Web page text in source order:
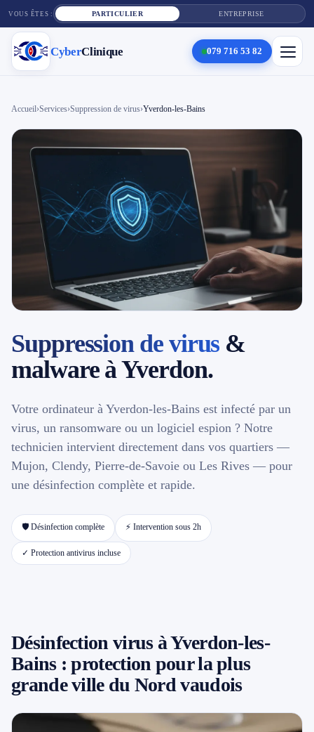
VOUS ÊTES : PARTICULIER ENTREPRISE
CyberClinique 079 716 53 82
Cyber Clinique
Services
Réparation téléphone
Tarifs
Blog
Contact
📱 Réparation téléphone par marque
Jura & Plateau 4
079 716 53 82
Accueil›Services›Suppression de virus›Yverdon-les-Bains
Suppression de virus &
malware à Yverdon.
Votre ordinateur à Yverdon-les-Bains est infecté par un
virus, un ransomware ou un logiciel espion ? Notre
technicien intervient directement dans vos quartiers —
Mujon, Clendy, Pierre-de-Savoie ou Les Rives — pour
une désinfection complète et rapide.
🛡️ Désinfection complète ⚡ Intervention sous 2h
✓ Protection antivirus incluse
Désinfection virus à Yverdon-les-
Bains : protection pour la plus
grande ville du Nord vaudois